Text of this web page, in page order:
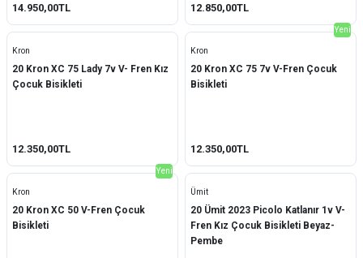
14.950,00TL 12.850,00TL
Kron
20 Kron XC 75 Lady 7v V- Fren Kız
Çocuk Bisikleti
12.350,00TL
Yeni
Kron
20 Kron XC 75 7v V-Fren Çocuk
Bisikleti
12.350,00TL
Yeni
Kron
20 Kron XC 50 V-Fren Çocuk
Bisikleti
Ümit
20 Ümit 2023 Picolo Katlanır 1v V-
Fren Kız Çocuk Bisikleti Beyaz-
Pembe